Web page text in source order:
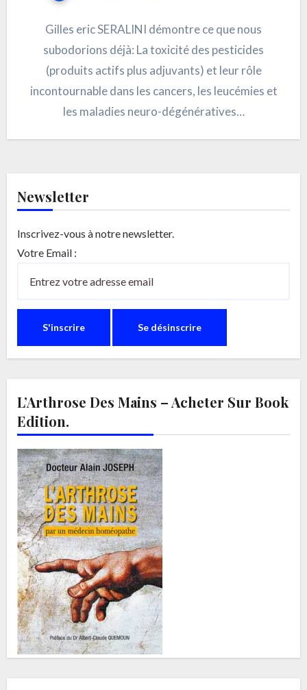
Gilles eric SERALINI démontre ce que nous
subodorions déjà: La toxicité des pesticides
(produits actifs plus adjuvants) et leur rôle
incontournable dans les cancers, les leucémies et
les maladies neuro-dégénératives…
Newsletter
Inscrivez-vous à notre newsletter.
Votre Email :
L’Arthrose Des Mains – Acheter Sur Book
Edition.